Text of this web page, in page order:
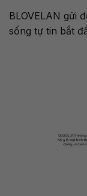
BLOVELAN gửi
sống tự tin bắt